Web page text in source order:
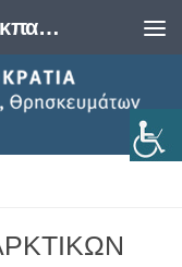
Διεύθυνση Δευτεροβάθμιας Εκπαίδευσης Φωκίδας